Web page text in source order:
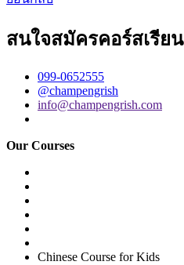
สนใจสมัครคอร์สเรียน
099-0652555
@champengrish
info@champengrish.com
Our Courses
Chinese Course for Kids